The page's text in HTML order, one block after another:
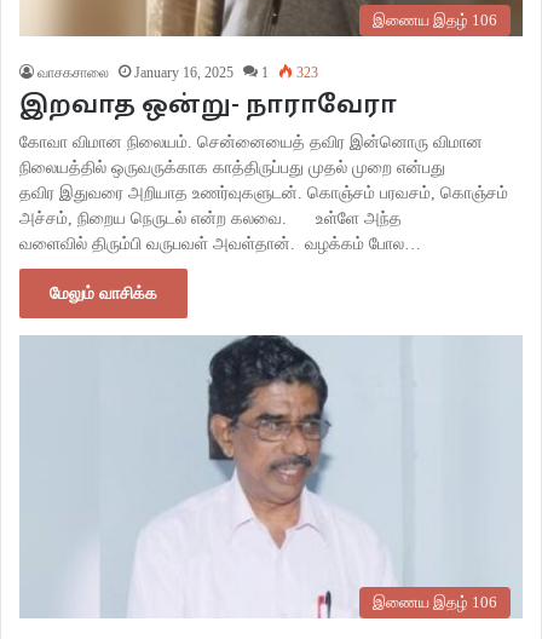
இணைய இதழ் 106
வாசகசாலை January 16, 2025 1 323
இறவாத ஒன்று- நாராவேரா
கோவா விமான நிலையம். சென்னையைத் தவிர இன்னொரு விமான
நிலையத்தில் ஒருவருக்காக காத்திருப்பது முதல் முறை என்பது
தவிர இதுவரை அறியாத உணர்வுகளுடன். கொஞ்சம் பரவசம், கொஞ்சம்
அச்சம், நிறைய நெருடல் என்ற கலவை. உள்ளே அந்த
வளைவில் திரும்பி வருபவள் அவள்தான். வழக்கம் போல…
மேலும் வாசிக்க
இணைய இதழ் 106